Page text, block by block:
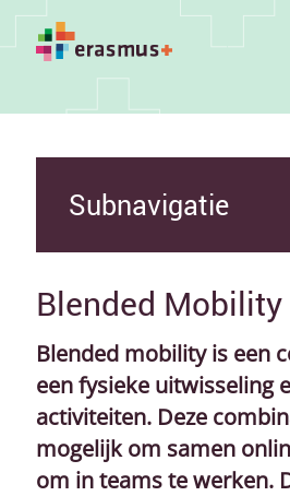
Subnavigatie
Blended Mobility
Blended mobility is een
een fysieke uitwisseling
activiteiten. Deze
mogelijk om samen
om in teams te werken.